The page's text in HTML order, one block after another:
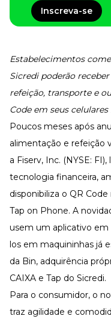
Gestão de
Eleve os resultados
Recursos
Fortaleça a cultura
Treinamento de
Materiais
Materiais
Todos os
Confira nossos
Aprofunde seu
Ferramentas e
Para agilizar o seu
Infográfico
Conteúdo prático e
Kits
Materiais
Inscreva-se
Estabelecimentos
Sicredi poderão
refeição, transporte e
Code em seus
Poucos meses após
alimentação e refeição
a Fiserv, Inc. (NYSE:
tecnologia financeira,
disponibiliza o QR
Tap on Phone. A
usem um aplicativo em
los em maquininhas já
da Bin, adquirência
CAIXA e Tap do Sicredi.
Para o consumidor, o
traz agilidade e